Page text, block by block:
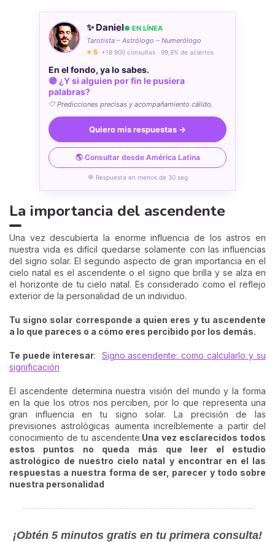
✨ Daniel● EN LÍNEA
Tarotista – Astrólogo – Numerólogo
⭐ 5· +18 900 consultas · 99,9% de aciertos
En el fondo, ya lo sabes.
🟣 ¿Y si alguien por fin le pusiera
palabras?
🤍 Predicciones precisas y acompañamiento cálido.
Quiero mis respuestas →
🌎 Consultar desde América Latina
💬 Respuesta en menos de 30 seg
La importancia del ascendente
Una vez descubierta la enorme influencia de los astros en
nuestra vida es difícil quedarse solamente con las influencias
del signo solar. El segundo aspecto de gran importancia en el
cielo natal es el ascendente o el signo que brilla y se alza en
el horizonte de tu cielo natal. Es considerado como el reflejo
exterior de la personalidad de un individuo.
Tu signo solar corresponde a quien eres y tu ascendente
a lo que pareces o a cómo eres percibido por los demás.
Te puede interesar: Signo ascendente: como calcularlo y su
significación
El ascendente determina nuestra visión del mundo y la forma
en la que los otros nos perciben, por lo que representa una
gran influencia en tu signo solar. La precisión de las
previsiones astrológicas aumenta increíblemente a partir del
conocimiento de tu ascendente.Una vez esclarecidos todos
estos puntos no queda más que leer el estudio
astrológico de nuestro cielo natal y encontrar en el las
respuestas a nuestra forma de ser, parecer y todo sobre
nuestra personalidad
¡Obtén 5 minutos gratis en tu primera consulta!